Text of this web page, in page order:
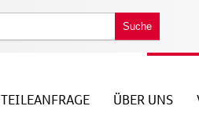
Suche
TEILEANFRAGE ÜBER UNS